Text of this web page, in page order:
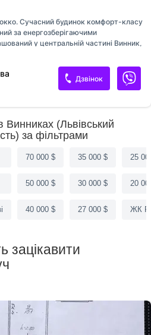
Сучасний будинок комфорт-класу
за енергозберігаючими
у центральній частині Винник,
Чудовий варіант як для
інвестиції. Площа апартаментів — 23
розтермінування. Вартість —
покупця. Також є варіанти 2
площ
Дзвінок
Винниках (Львівський
за фільтрами
70 000 $
50 000 $
40 000 $
35 000 $
30 000 $
27 000 $
25
20
ЖК
зацікавити